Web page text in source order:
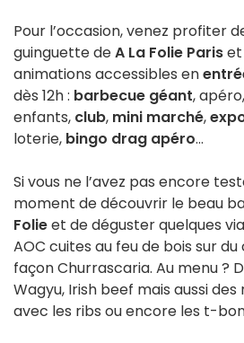
Pour l’occasion, venez profiter
guinguette deA La Folie Pariset
animations accessibles en
dès 12h : barbecue géant, apéro,
enfants, club, mini marché,
loterie, bingo drag apéro…
Si vous ne l’avez pas encore
moment de découvrir le beau
Folieet de déguster quelques
AOC cuites au feu de bois sur
façon Churrascaria. Au menu ?
Wagyu, Irish beef mais aussi
avec les ribs ou encore les t-